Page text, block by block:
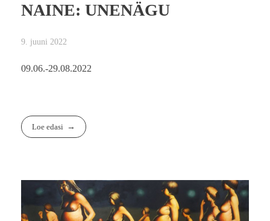
NAINE: UNENÄGU
9. juuni 2022
09.06.-29.08.2022
Loe edasi